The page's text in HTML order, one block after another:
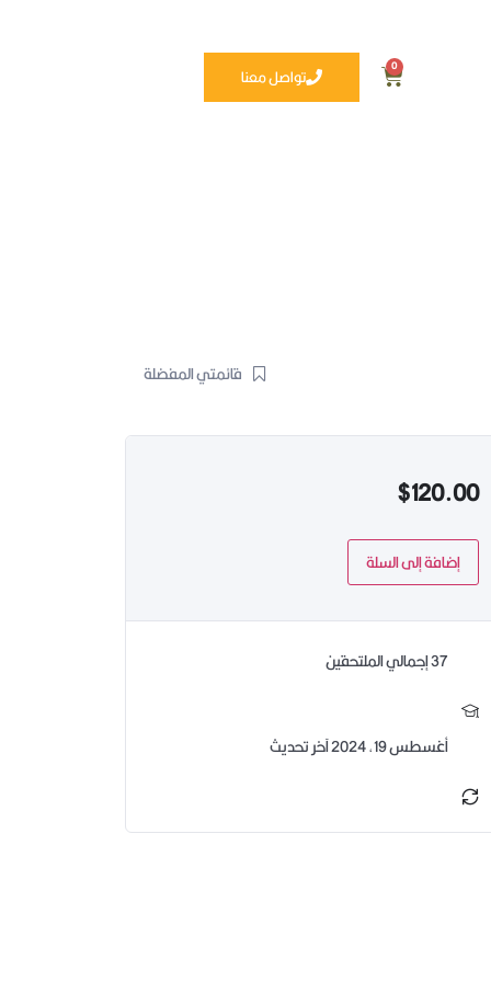
0 تواصل معنا
قائمتي المفضلة
$120.00
إضافة إلى السلة
37 إجمالي الملتحقين
أغسطس 19, 2024 آخر تحديث